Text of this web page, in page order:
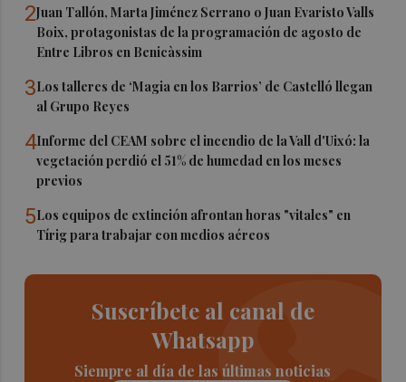
2Juan Tallón, Marta Jiménez Serrano o Juan Evaristo Valls
Boix, protagonistas de la programación de agosto de
Entre Libros en Benicàssim
3Los talleres de ‘Magia en los Barrios’ de Castelló llegan
al Grupo Reyes
4Informe del CEAM sobre el incendio de la Vall d'Uixó: la
vegetación perdió el 51% de humedad en los meses
previos
5Los equipos de extinción afrontan horas "vitales" en
Tírig para trabajar con medios aéreos
Suscríbete al canal de
Whatsapp
Siempre al día de las últimas noticias